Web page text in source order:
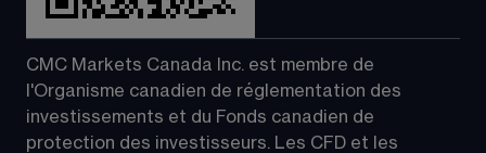
CMC Markets Canada Inc. est membre de
l'Organisme canadien de réglementation des
investissements et du Fonds canadien de
protection des investisseurs. Les CFD et les